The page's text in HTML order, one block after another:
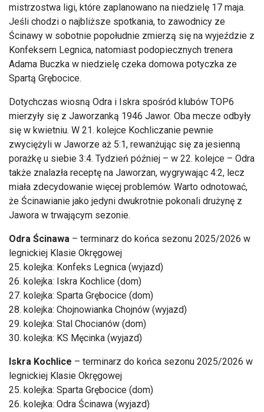
mistrzostwa ligi, które zaplanowano na niedzielę 17 maja.
Jeśli chodzi o najbliższe spotkania, to zawodnicy ze
Ścinawy w sobotnie popołudnie zmierzą się na wyjeździe z
Konfeksem Legnica, natomiast podopiecznych trenera
Adama Buczka w niedzielę czeka domowa potyczka ze
Spartą Grębocice.
Dotychczas wiosną Odra i Iskra spośród klubów TOP6
mierzyły się z Jaworzanką 1946 Jawor. Oba mecze odbyły
się w kwietniu. W 21. kolejce Kochliczanie pewnie
zwyciężyli w Jaworze aż 5:1, rewanżując się za jesienną
porażkę u siebie 3:4. Tydzień później – w 22. kolejce – Odra
także znalazła receptę na Jaworzan, wygrywając 4:2, lecz
miała zdecydowanie więcej problemów. Warto odnotować,
że Ścinawianie jako jedyni dwukrotnie pokonali drużynę z
Jawora w trwającym sezonie.
Odra Ścinawa – terminarz do końca sezonu 2025/2026 w
legnickiej Klasie Okręgowej
25. kolejka: Konfeks Legnica (wyjazd)
26. kolejka: Iskra Kochlice (dom)
27. kolejka: Sparta Grębocice (dom)
28. kolejka: Chojnowianka Chojnów (wyjazd)
29. kolejka: Stal Chocianów (dom)
30. kolejka: KS Męcinka (wyjazd)
Iskra Kochlice – terminarz do końca sezonu 2025/2026 w
legnickiej Klasie Okręgowej
25. kolejka: Sparta Grębocice (dom)
26. kolejka: Odra Ścinawa (wyjazd)